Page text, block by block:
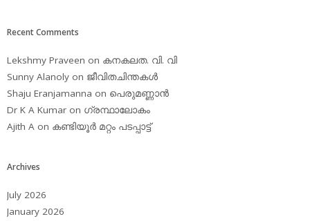
Recent Comments
Lekshmy Praveen on കനകലത. വി. വി
Sunny Alanoly on ജീവിതചിന്തകള്‍
Shaju Eranjamanna on പെരുമണ്ണാന്‍
Dr K A Kumar on ഗ്രന്ഥാലോകം
Ajith A on കണ്ടിയൂര്‍ മറ്റം പടപ്പാട്ട്‌
Archives
July 2026
January 2026